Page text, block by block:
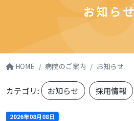
お知らせ
HOME 病院のご案内 お知らせ
カテゴリ: お知らせ 採用情報
2026年08月08日